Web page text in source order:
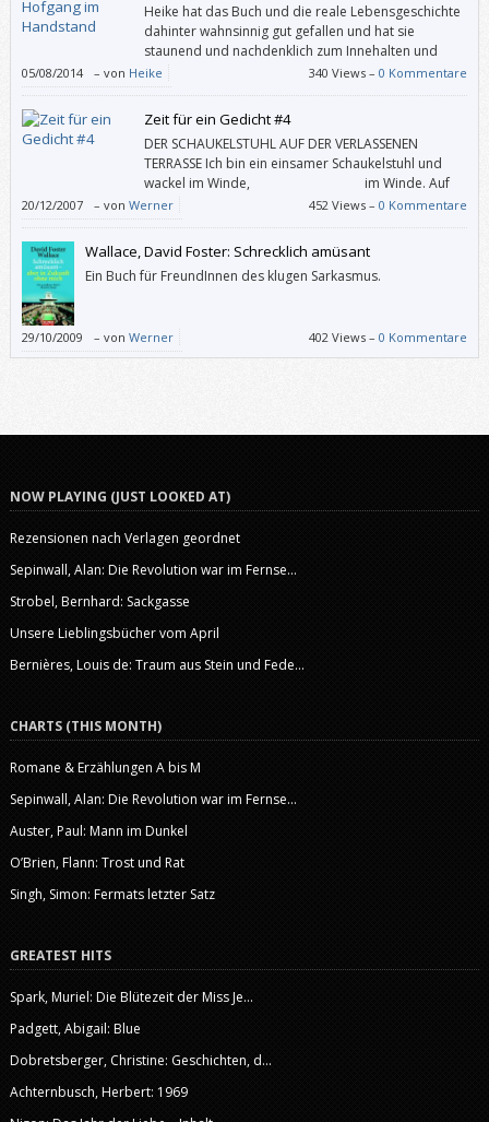
Heike hat das Buch und die reale Lebensgeschichte
dahinter wahnsinnig gut gefallen und hat sie
staunend und nachdenklich zum Innehalten und
Entschleunigen animiert. Das Lebensmotto des
Autors: „Alles kann, nichts muss“ und „Sei dir selbst ein Witz, der dich
erheitert“ haben sie zum Lachen gebracht und ihre Sichtweise in
manchen Lebens-Bereichen bereits ein bisschen verändert. Daumen
hoch für eine sehr berührende, interessante und fesselnde
Lebensgeschichte mit Tiefgang.
05/08/2014 – von Heike 340 Views –0 Kommentare
Zeit für ein Gedicht #4
DER SCHAUKELSTUHL AUF DER VERLASSENEN
TERRASSE Ich bin ein einsamer Schaukelstuhl und
wackel im Winde, im Winde. Auf
der Terrasse, da ist es kuhl, und ich wackel im
Winde, im Winde. Und ich wackel und nackel den
ganzen Tag. Und es nackelt und rackelt die Linde. Wer weiß, was sonst
wohl noch wackeln mag im […]
20/12/2007 – von Werner 452 Views –0 Kommentare
Wallace, David Foster: Schrecklich amüsant
Ein Buch für FreundInnen des klugen Sarkasmus.
29/10/2009 – von Werner 402 Views –0 Kommentare
NOW PLAYING (JUST LOOKED AT)
Rezensionen nach Verlagen geordnet
Sepinwall, Alan: Die Revolution war im Fernse...
Strobel, Bernhard: Sackgasse
Unsere Lieblingsbücher vom April
Bernières, Louis de: Traum aus Stein und Fede...
CHARTS (THIS MONTH)
Romane & Erzählungen A bis M
Sepinwall, Alan: Die Revolution war im Fernse...
Auster, Paul: Mann im Dunkel
O’Brien, Flann: Trost und Rat
Singh, Simon: Fermats letzter Satz
GREATEST HITS
Spark, Muriel: Die Blütezeit der Miss Je...
Padgett, Abigail: Blue
Dobretsberger, Christine: Geschichten, d...
Achternbusch, Herbert: 1969